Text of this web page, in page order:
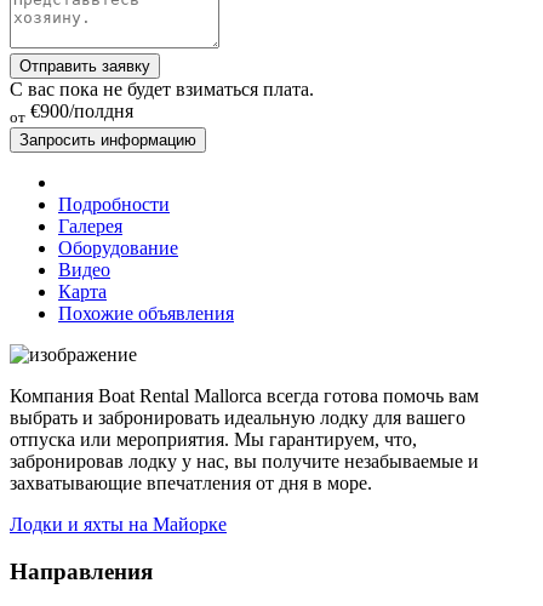
Отправить заявку
С вас пока не будет взиматься плата.
от €900/полдня
Запросить информацию
Подробности
Галерея
Оборудование
Видео
Карта
Похожие объявления
Компания Boat Rental Mallorca всегда готова помочь вам
выбрать и забронировать идеальную лодку для вашего
отпуска или мероприятия. Мы гарантируем, что,
забронировав лодку у нас, вы получите незабываемые и
захватывающие впечатления от дня в море.
Лодки и яхты на Майорке
Направления